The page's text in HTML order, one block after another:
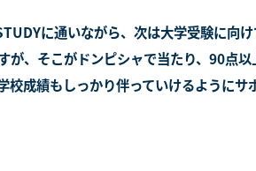
に通いながら、次は大学受験に向け
、そこがドンピシャで当たり、90点以
成績もしっかり伴っていけるようにサ